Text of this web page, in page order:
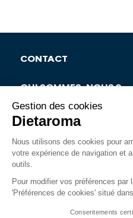
CONTACT
QUI SOMMES-NOUS ?
INFORMATIONS